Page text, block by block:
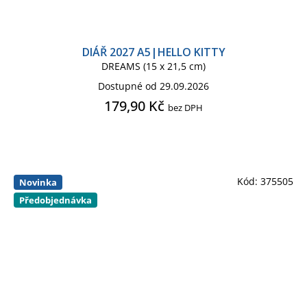
DIÁŘ 2027 A5|HELLO KITTY
DREAMS (15 x 21,5 cm)
Dostupné od 29.09.2026
179,90 Kč bez DPH
Novinka
Předobjednávka
Kód: 375505